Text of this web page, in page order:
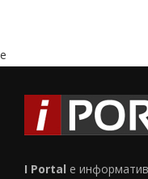
e
I Portal е